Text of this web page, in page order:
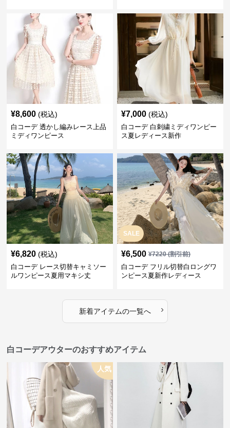
¥8,600 (税込)
白コーデ 透かし編みレース上品
ミディワンピース
¥7,000 (税込)
白コーデ 白刺繍ミディワンピー
ス夏レディース新作
¥6,820 (税込)
白コーデ レース切替キャミソー
ルワンピース夏用マキシ丈
SALE
¥6,500 ¥7220(割引前)
白コーデ フリル切替白ロングワ
ンピース夏新作レディース
新着アイテムの一覧へ ›
白コーデアウターのおすすめアイテム
人気